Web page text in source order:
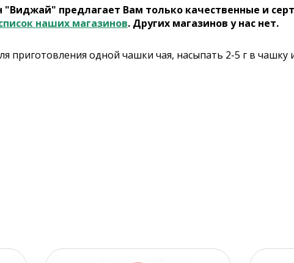
предлагает Вам только качественные и
наших магазинов. Других магазинов у нас нет.
приготовления одной чашки чая, насыпать 2-5 г в чашку